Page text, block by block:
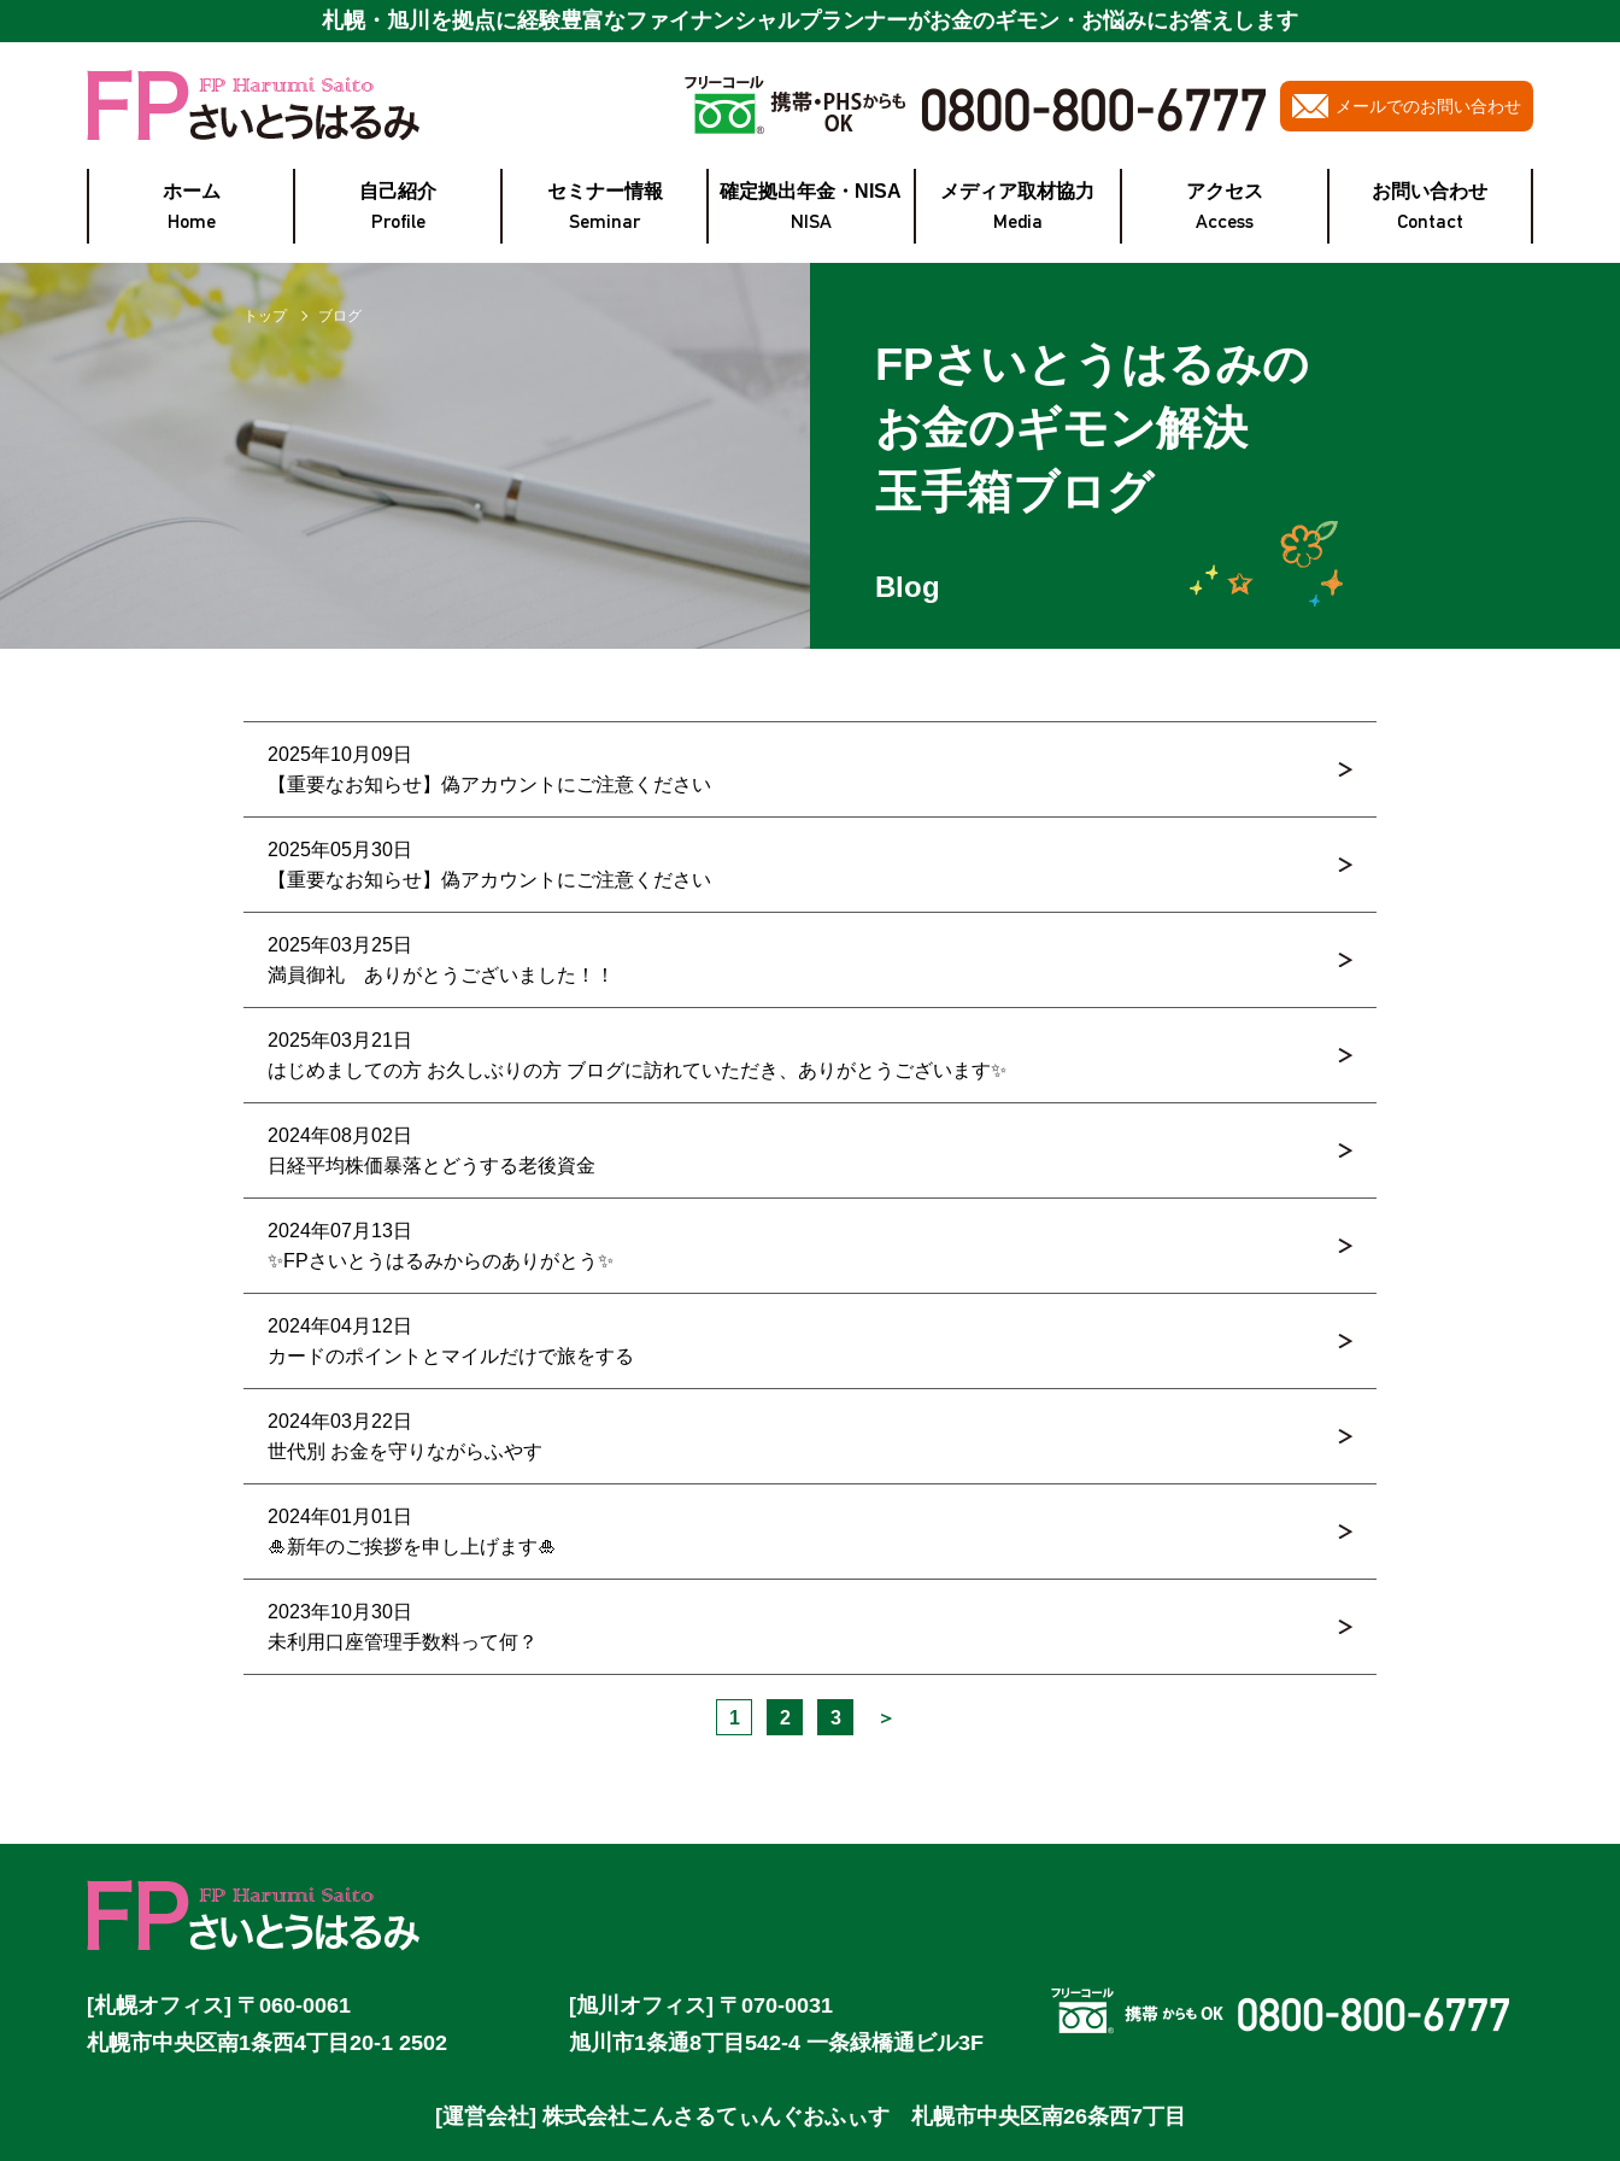
札幌・旭川を拠点に経験豊富なファイナンシャルプランナーがお金のギモン・お悩みにお答えします
メールでのお問い合わせ
ホーム
Home
自己紹介
Profile
セミナー情報
Seminar
確定拠出年金・NISA
NISA
メディア取材協力
Media
アクセス
Access
お問い合わせ
Contact
トップ ブログ
FPさいとうはるみの
お金のギモン解決
玉手箱ブログ
Blog
2025年10月09日
【重要なお知らせ】偽アカウントにご注意ください
2025年05月30日
【重要なお知らせ】偽アカウントにご注意ください
2025年03月25日
満員御礼 ありがとうございました！！
2025年03月21日
はじめましての方 お久しぶりの方 ブログに訪れていただき、ありがとうございます✨
2024年08月02日
日経平均株価暴落とどうする老後資金
2024年07月13日
✨FPさいとうはるみからのありがとう✨
2024年04月12日
カードのポイントとマイルだけで旅をする
2024年03月22日
世代別 お金を守りながらふやす
2024年01月01日
🎍新年のご挨拶を申し上げます🎍
2023年10月30日
未利用口座管理手数料って何？
1 2 3 ＞
[札幌オフィス] 〒060-0061
札幌市中央区南1条西4丁目20-1 2502
[旭川オフィス] 〒070-0031
旭川市1条通8丁目542-4 一条緑橋通ビル3F
[運営会社]株式会社こんさるてぃんぐおふぃす 札幌市中央区南26条西7丁目